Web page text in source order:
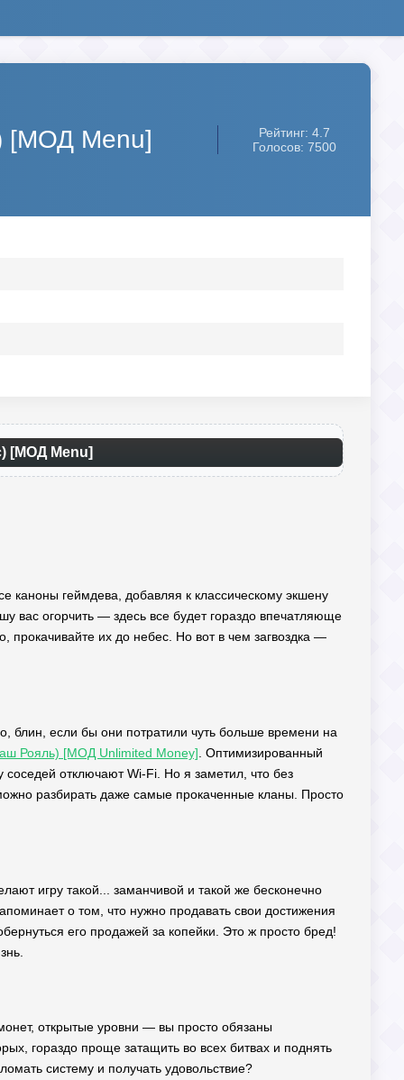
[МОД Menu]
Рейтинг: 4.7
Голосов: 7500
[МОД Menu]
каноны геймдева, добавляя к классическому экшену
вас огорчить — здесь все будет гораздо впечатляюще
прокачивайте их до небес. Но вот в чем загвоздка —
блин, если бы они потратили чуть больше времени на
Рояль) [МОД Unlimited Money] . Оптимизированный
соседей отключают Wi-Fi. Но я заметил, что без
разбирать даже самые прокаченные кланы. Просто
игру такой... заманчивой и такой же бесконечно
о том, что нужно продавать свои достижения
его продажей за копейки. Это ж просто бред!
открытые уровни — вы просто обязаны
гораздо проще затащить во всех битвах и поднять
систему и получать удовольствие?